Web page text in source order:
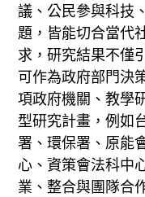
議、公民參與科技
題，皆能切合當代
求，研究結果不僅
可作為政府部門決
項政府機關、教學
型研究計畫，例如
署、環保署、原能
心、資策會法科中
業、整合與團隊合